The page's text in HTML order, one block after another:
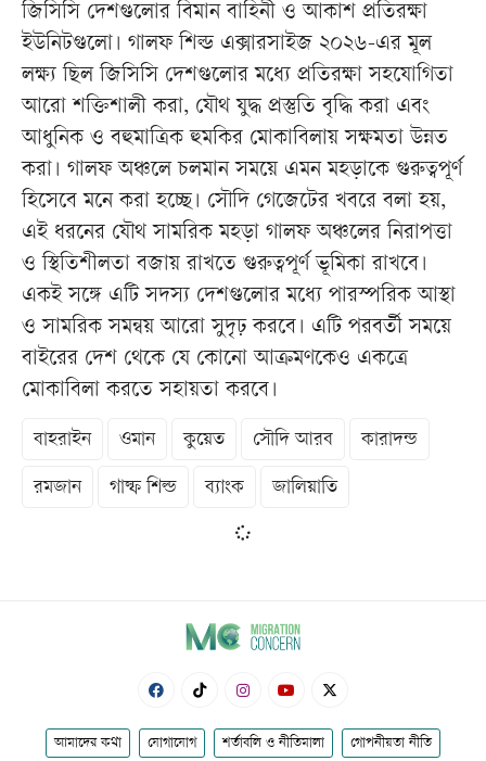
জিসিসি দেশগুলোর বিমান বাহিনী ও আকাশ প্রতিরক্ষা
ইউনিটগুলো। গালফ শিল্ড এক্সারসাইজ ২০২৬-এর মূল
লক্ষ্য ছিল জিসিসি দেশগুলোর মধ্যে প্রতিরক্ষা সহযোগিতা
আরো শক্তিশালী করা, যৌথ যুদ্ধ প্রস্তুতি বৃদ্ধি করা এবং
আধুনিক ও বহুমাত্রিক হুমকির মোকাবিলায় সক্ষমতা উন্নত
করা। গালফ অঞ্চলে চলমান সময়ে এমন মহড়াকে গুরুত্বপূর্ণ
হিসেবে মনে করা হচ্ছে। সৌদি গেজেটের খবরে বলা হয়,
এই ধরনের যৌথ সামরিক মহড়া গালফ অঞ্চলের নিরাপত্তা
ও স্থিতিশীলতা বজায় রাখতে গুরুত্বপূর্ণ ভূমিকা রাখবে।
একই সঙ্গে এটি সদস্য দেশগুলোর মধ্যে পারস্পরিক আস্থা
ও সামরিক সমন্বয় আরো সুদৃঢ় করবে। এটি পরবর্তী সময়ে
বাইরের দেশ থেকে যে কোনো আক্রমণকেও একত্রে
মোকাবিলা করতে সহায়তা করবে।
বাহরাইন ওমান কুয়েত সৌদি আরব কারাদন্ড
রমজান গাল্ফ শিল্ড ব্যাংক জালিয়াতি
আমাদের কথা যোগাযোগ শর্তাবলি ও নীতিমালা গোপনীয়তা নীতি